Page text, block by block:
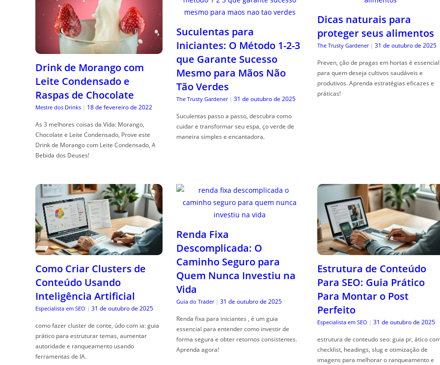
Drink de Morango com
Leite Condensado e
Raspas de Chocolate
Mestre dos Drinks | 18 de fevereiro de 2022
As 3 melhores coisas da Vida: Morango,
Chocolate e Leite Condensado, Prove este
Drink de Morango com Leite Condensado, A
Bebida dos Deuses!
Suculentas para
Iniciantes: O Método 1-2-3
que Garante Sucesso
Mesmo para Mãos Não
Tão Verdes
The Trusty Gardener | 31 de outubro de 2025
Suculentas passo a passo, descubra como
cuidar e transformar seu espa, ço verde de
maneira simples e encantadora.
Dicas naturais para
proteger seus alimentos
The Trusty Gardener | 31 de outubro de 2025
Preven, ção de pragas em hortas é essencial
para quem deseja cultivos saudáveis e
produtivos. Aprenda estratégias eficazes e
práticas!
Como Criar Clusters de
Conteúdo Usando
Inteligência Artificial
Especialista em SEO | 31 de outubro de 2025
como fazer cluster de conte, údo com ia: guia
prático para estruturar temas, aumentar
autoridade e ranqueamento usando
ferramentas de IA.
Renda Fixa
Descomplicada: O
Caminho Seguro para
Quem Nunca Investiu na
Vida
Guia do Trader | 31 de outubro de 2025
Renda fixa para iniciantes , é um guia
essencial para entender como investir de
forma segura e obter retornos consistentes.
Aprenda agora!
Estrutura de Conteúdo
Para SEO: Guia Prático
Para Montar o Post
Perfeito
Especialista em SEO | 31 de outubro de 2025
estrutura de conteudo seo: guia pr, ático
checklist, headings, slug e otimização de
imagens para melhorar o ranqueamento e